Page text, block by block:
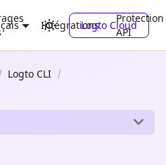
Intégrations
Protection
API
Logto Cloud
Logto CLI